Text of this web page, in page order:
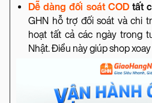
Dễ dàng đối soát CODtất
GHN hỗ trợ đối soát và chi
hoạt tất cả các ngày trong
Nhật. Điều này giúp shop